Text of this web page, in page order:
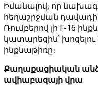
Իմանալով, որ
հեղաշրջման
Ռումբերով լի F-16
կատարեցին՝
ինքնաթիռը։
Քաղաքացիական
ավիաբազայի վրա